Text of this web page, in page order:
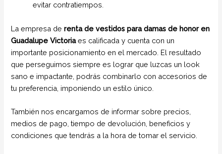
evitar contratiempos.
La empresa derenta de vestidos para damas de honor en
Guadalupe Victoriaes calificada y cuenta con un
importante posicionamiento en el mercado. El resultado
que perseguimos siempre es lograr que luzcas un look
sano e impactante, podrás combinarlo con accesorios de
tu preferencia, imponiendo un estilo único.
También nos encargamos de informar sobre precios,
medios de pago, tiempo de devolución, beneficios y
condiciones que tendrás a la hora de tomar el servicio.